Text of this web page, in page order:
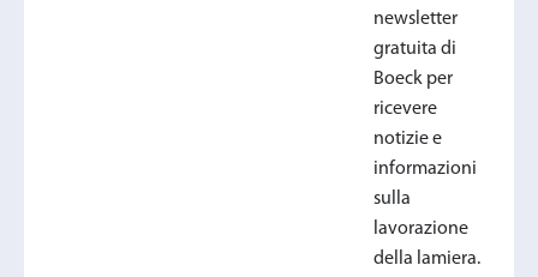
newsletter
gratuita di
Boeck per
ricevere
notizie e
informazioni
sulla
lavorazione
della lamiera.